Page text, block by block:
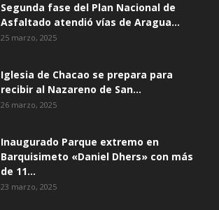
Segunda fase del Plan Nacional de
Asfaltado atendió vías de Aragua...
25 marzo, 2025
Iglesia de Chacao se prepara para
recibir al Nazareno de San...
26 marzo, 2025
Inaugurado Parque extremo en
Barquisimeto «Daniel Dhers» con más
de 11...
23 marzo, 2025